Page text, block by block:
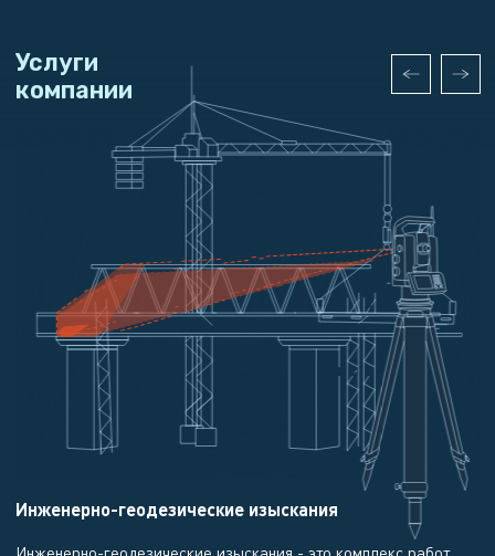
Услуги
компании
Инженерно-геодезические изыскания
Инженерно-геодезические изыскания - это комплекс работ